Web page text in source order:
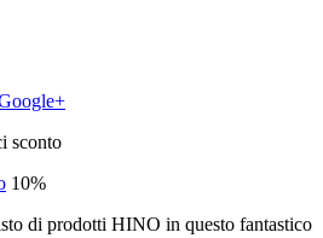
sconto
10%
di prodotti HINO in questo fantastico